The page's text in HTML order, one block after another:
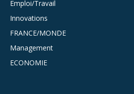
Emploi/Travail
Innovations
FRANCE/MONDE
Management
ECONOMIE